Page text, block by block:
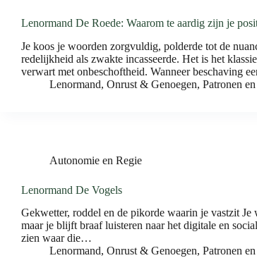
Lenormand De Roede: Waarom te aardig zijn je
Je koos je woorden zorgvuldig, polderde tot de
redelijkheid als zwakte incasseerde. Het is het
verwart met onbeschoftheid. Wanneer beschaving
Lenormand, Onrust & Genoegen, Patronen
Autonomie en Regie
Lenormand De Vogels
Gekwetter, roddel en de pikorde waarin je vastzit
maar je blijft braaf luisteren naar het digitale en
zien waar die…
Lenormand, Onrust & Genoegen, Patronen